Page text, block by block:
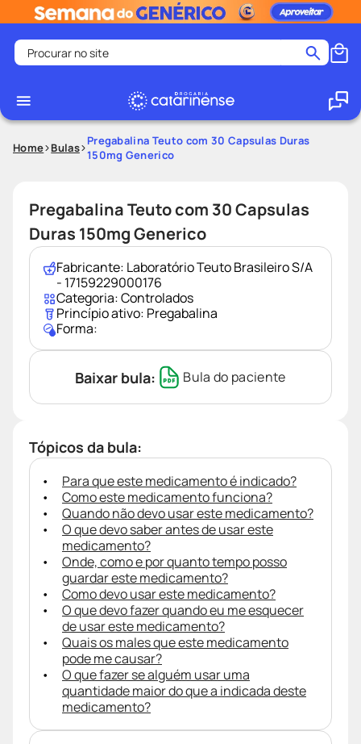
Procurar no site
1
medley
shampoo
5º
ozivy
6º
lenço umedecido
protetor solar
desodorante
fralda pampers
10
Home Bulas Pregabalina Teuto com 30 Capsulas Duras
150mg Generico
Pregabalina Teuto com 30 Capsulas
Duras 150mg Generico
Fabricante: Laboratório Teuto Brasileiro S/A
- 17159229000176
Categoria:Controlados
Princípio ativo: Pregabalina
Forma:
Baixar bula: Bula do paciente
Tópicos da bula:
Para que este medicamento é indicado?
Como este medicamento funciona?
Quando não devo usar este medicamento?
O que devo saber antes de usar este
medicamento?
Onde, como e por quanto tempo posso
guardar este medicamento?
Como devo usar este medicamento?
O que devo fazer quando eu me esquecer
de usar este medicamento?
Quais os males que este medicamento
pode me causar?
O que fazer se alguém usar uma
quantidade maior do que a indicada deste
medicamento?